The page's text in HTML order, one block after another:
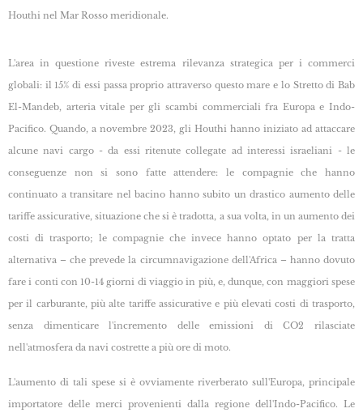
Houthi nel Mar Rosso meridionale.
L'area in questione riveste estrema rilevanza strategica per i commerci
globali: il 15% di essi passa proprio attraverso questo mare e lo Stretto di Bab
El-Mandeb, arteria vitale per gli scambi commerciali fra Europa e Indo-
Pacifico. Quando, a novembre 2023, gli Houthi hanno iniziato ad attaccare
alcune navi cargo - da essi ritenute collegate ad interessi israeliani - le
conseguenze non si sono fatte attendere: le compagnie che hanno
continuato a transitare nel bacino hanno subito un drastico aumento delle
tariffe assicurative, situazione che si è tradotta, a sua volta, in un aumento dei
costi di trasporto; le compagnie che invece hanno optato per la tratta
alternativa – che prevede la circumnavigazione dell'Africa – hanno dovuto
fare i conti con 10-14 giorni di viaggio in più, e, dunque, con maggiori spese
per il carburante, più alte tariffe assicurative e più elevati costi di trasporto,
senza dimenticare l'incremento delle emissioni di CO2 rilasciate
nell'atmosfera da navi costrette a più ore di moto.
L'aumento di tali spese si è ovviamente riverberato sull'Europa, principale
importatore delle merci provenienti dalla regione dell'Indo-Pacifico. Le